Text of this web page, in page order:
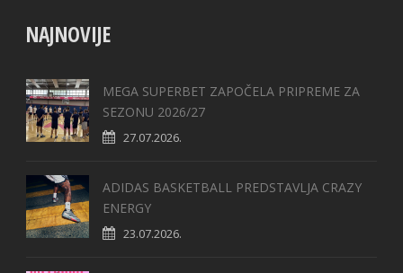
NAJNOVIJE
MEGA SUPERBET ZAPOČELA PRIPREME ZA
SEZONU 2026/27
27.07.2026.
ADIDAS BASKETBALL PREDSTAVLJA CRAZY
ENERGY
23.07.2026.